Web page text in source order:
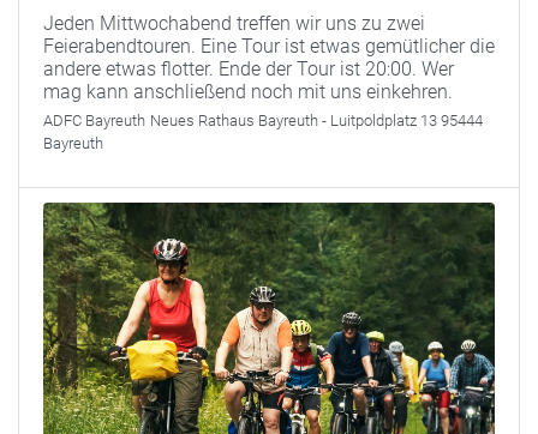
Jeden Mittwochabend treffen wir uns zu zwei
Feierabendtouren. Eine Tour ist etwas gemütlicher die
andere etwas flotter. Ende der Tour ist 20:00. Wer
mag kann anschließend noch mit uns einkehren.
ADFC Bayreuth Neues Rathaus Bayreuth - Luitpoldplatz 13 95444
Bayreuth